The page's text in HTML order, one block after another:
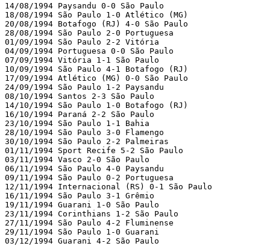
14/08/1994 Paysandu 0-0 São Paulo
18/08/1994 São Paulo 1-0 Atlético (MG)
20/08/1994 Botafogo (RJ) 4-0 São Paulo
28/08/1994 São Paulo 2-0 Portuguesa
01/09/1994 São Paulo 2-2 Vitória
04/09/1994 Portuguesa 0-0 São Paulo
07/09/1994 Vitória 1-1 São Paulo
10/09/1994 São Paulo 4-1 Botafogo (RJ)
17/09/1994 Atlético (MG) 0-0 São Paulo
24/09/1994 São Paulo 1-2 Paysandu
08/10/1994 Santos 2-3 São Paulo
14/10/1994 São Paulo 1-0 Botafogo (RJ)
16/10/1994 Paraná 2-2 São Paulo
23/10/1994 São Paulo 1-1 Bahia
28/10/1994 São Paulo 3-0 Flamengo
30/10/1994 São Paulo 2-2 Palmeiras
01/11/1994 Sport Recife 5-2 São Paulo
03/11/1994 Vasco 2-0 São Paulo
06/11/1994 São Paulo 4-0 Paysandu
09/11/1994 São Paulo 0-2 Portuguesa
12/11/1994 Internacional (RS) 0-1 São Paulo
16/11/1994 São Paulo 3-1 Grêmio
19/11/1994 Guarani 1-0 São Paulo
23/11/1994 Corinthians 1-2 São Paulo
27/11/1994 São Paulo 4-2 Fluminense
29/11/1994 São Paulo 1-0 Guarani
03/12/1994 Guarani 4-2 São Paulo